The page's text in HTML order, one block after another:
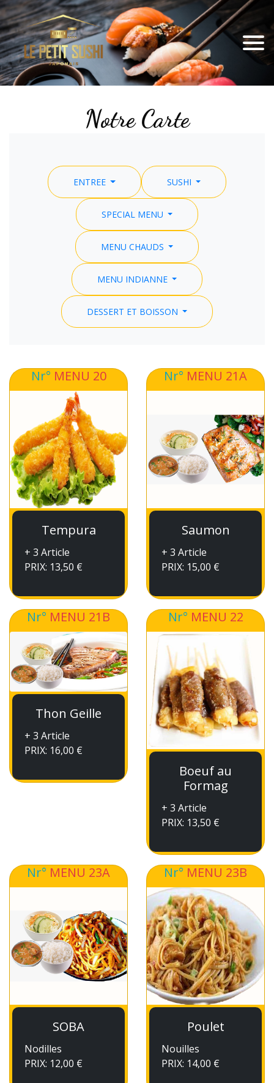
Notre Carte
ENTREE SUSHI
SPECIAL MENU
MENU CHAUDS
MENU INDIANNE
DESSERT ET BOISSON
Nr° MENU 20
Tempura
+ 3 Article
PRIX: 13,50 €
Nr° MENU 21A
Saumon
+ 3 Article
PRIX: 15,00 €
Nr° MENU 21B
Thon Geille
+ 3 Article
PRIX: 16,00 €
Nr° MENU 22
Boeuf au
Formag
+ 3 Article
PRIX: 13,50 €
Nr° MENU 23A
SOBA
Nodilles
PRIX: 12,00 €
Nr° MENU 23B
Poulet
Nouilles
PRIX: 14,00 €